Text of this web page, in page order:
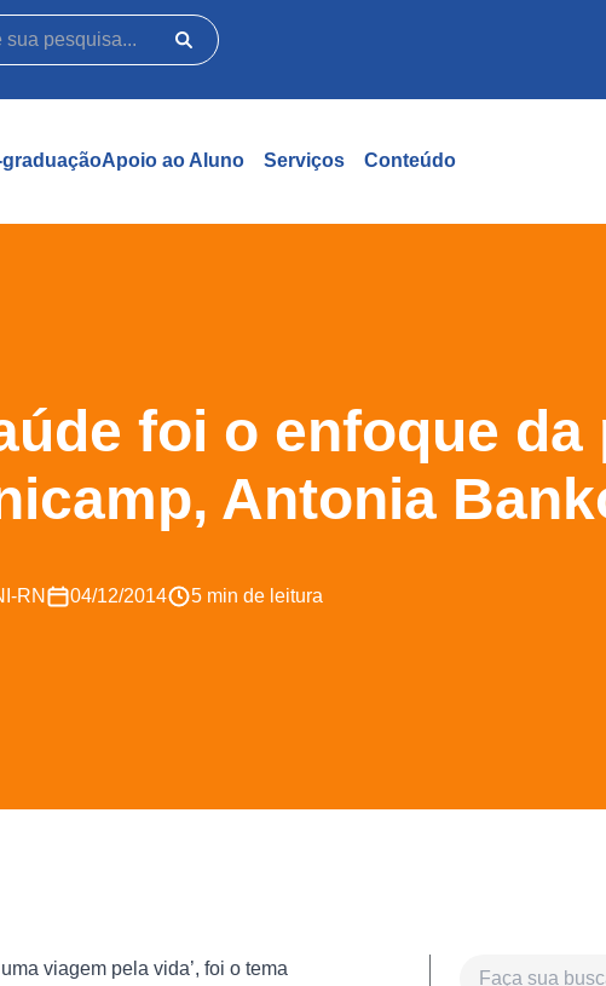
graduaçãoApoio ao Aluno Serviços Conteúdo
foi o enfoque da
Antonia
RN 04/12/2014 5 min de leitura
viagem pela vida’, foi o tema